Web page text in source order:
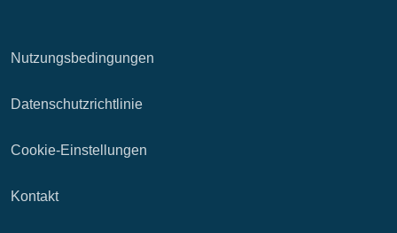
Nutzungsbedingungen
Datenschutzrichtlinie
Cookie-Einstellungen
Kontakt